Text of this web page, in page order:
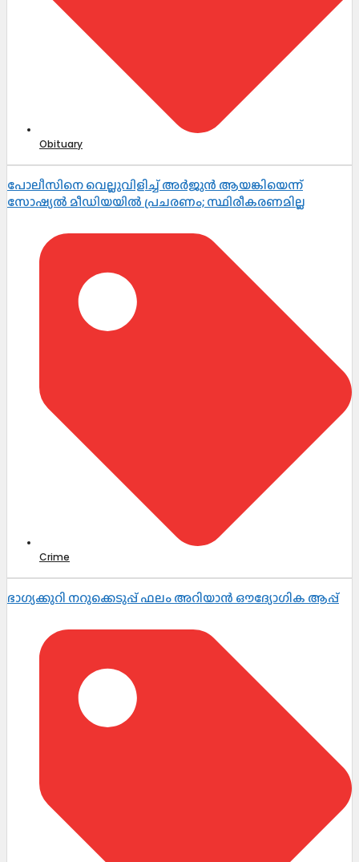
Obituary
പോലീസിനെ വെല്ലുവിളിച്ച് അർജുൻ ആയങ്കിയെന്ന്
സോഷ്യൽ മീഡിയയിൽ പ്രചരണം; സ്ഥിരീകരണമില്ല
Crime
ഭാഗ്യക്കുറി നറുക്കെടുപ്പ് ഫലം അറിയാൻ ഔദ്യോഗിക ആപ്പ്